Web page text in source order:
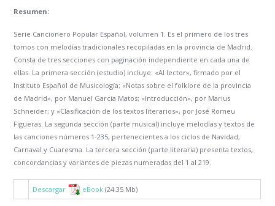
Resumen:
Serie Cancionero Popular Español, volumen 1. Es el primero de los tres
tomos con melodías tradicionales recopiladas en la provincia de Madrid.
Consta de tres secciones con paginación independiente en cada una de
ellas. La primera sección (estudio) incluye: «Al lector», firmado por el
Instituto Español de Musicología; «Notas sobre el folklore de la provincia
de Madrid», por Manuel García Matos; «Introducción», por Marius
Schneider; y «Clasificación de los textos literarios», por José Romeu
Figueras. La segunda sección (parte musical) incluye melodías y textos de
las canciones números 1-235, pertenecientes a los ciclos de Navidad,
Carnaval y Cuaresma. La tercera sección (parte literaria) presenta textos,
concordancias y variantes de piezas numeradas del 1 al 219.
Descargar eBook (24.35 Mb)